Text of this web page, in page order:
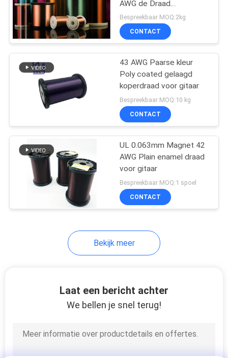
De Draad van
koperlitz
Drievoud
Geïsoleerde Draad
254
stemrol
AWG de Draad
Uitstekend
Vlakte/Formvar-
Koperemail
Bespreekbaar MOQ:2kg
CONTACT
43 AWG Paarse kleur
Poly coated gelaagd
koperdraad voor gitaar
Bespreekbaar MOQ:10 kg
CONTACT
UL 0.063mm Magnet 42
AWG Plain enamel draad
voor gitaar
Bespreekbaar MOQ:1 spoel
CONTACT
Bekijk meer
Laat een bericht achter
We bellen je snel terug!